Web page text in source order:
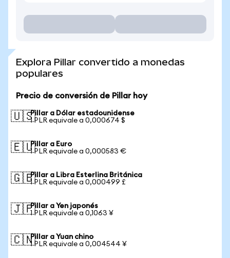
Explora Pillar convertido a monedas
populares
Precio de conversión de Pillar hoy
🇺🇸Pillar a Dólar estadounidense
1 PLR equivale a 0,000674 $
🇪🇺Pillar a Euro
1 PLR equivale a 0,000583 €
🇬🇧Pillar a Libra Esterlina Británica
1 PLR equivale a 0,000499 £
🇯🇵Pillar a Yen japonés
1 PLR equivale a 0,1063 ¥
🇨🇳Pillar a Yuan chino
1 PLR equivale a 0,004544 ¥